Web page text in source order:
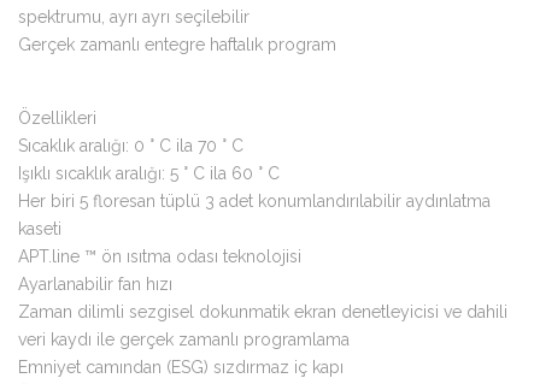
spektrumu, ayrı ayrı seçilebilir
Gerçek zamanlı entegre haftalık program
Özellikleri
Sıcaklık aralığı: 0 ° C ila 70 ° C
Işıklı sıcaklık aralığı: 5 ° C ila 60 ° C
Her biri 5 floresan tüplü 3 adet konumlandırılabilir aydınlatma
kaseti
APT.line ™ ön ısıtma odası teknolojisi
Ayarlanabilir fan hızı
Zaman dilimli sezgisel dokunmatik ekran denetleyicisi ve dahili
veri kaydı ile gerçek zamanlı programlama
Emniyet camından (ESG) sızdırmaz iç kapı